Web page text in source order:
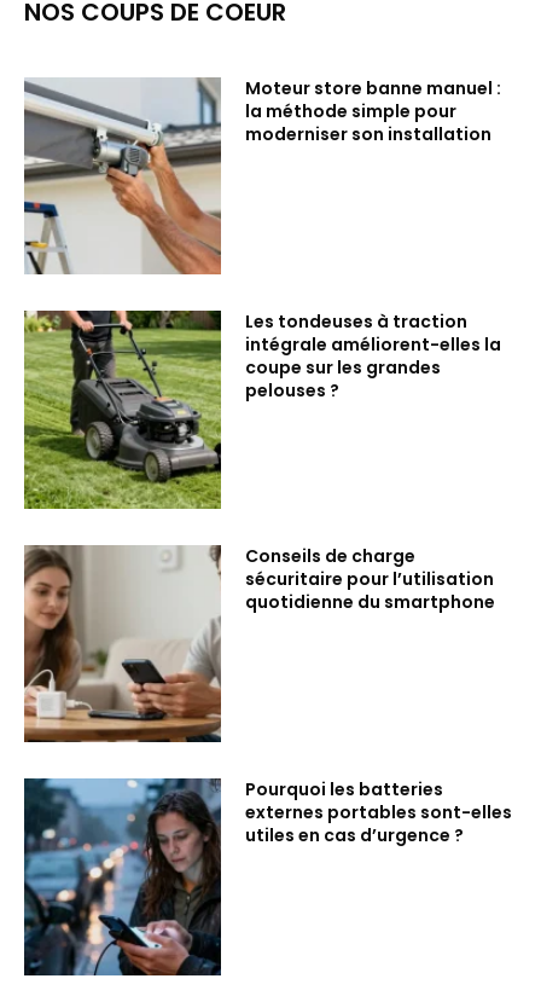
NOS COUPS DE COEUR
Moteur store banne manuel :
la méthode simple pour
moderniser son installation
Les tondeuses à traction
intégrale améliorent-elles la
coupe sur les grandes
pelouses ?
Conseils de charge
sécuritaire pour l’utilisation
quotidienne du smartphone
Pourquoi les batteries
externes portables sont-elles
utiles en cas d’urgence ?